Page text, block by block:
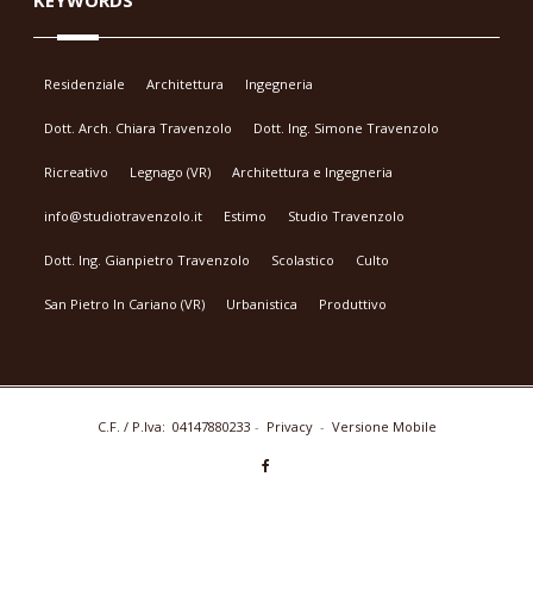
Residenziale Architettura Ingegneria
Dott. Arch. Chiara Travenzolo Dott. Ing. Simone Travenzolo
Ricreativo Legnago (VR) Architettura e Ingegneria
info@studiotravenzolo.it Estimo Studio Travenzolo
Dott. Ing. Gianpietro Travenzolo Scolastico Culto
San Pietro In Cariano (VR) Urbanistica Produttivo
C.F. / P.Iva: 04147880233 - Privacy - Versione Mobile